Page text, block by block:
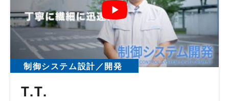
制御システム設計／開発
T.T.